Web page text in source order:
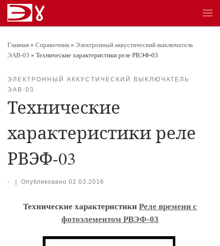
Перейти к содержимому
Главная » Справочник » Электронный аккустический выключатель
ЭАВ-03 » Технические характеристики реле РВЭФ-03
ЭЛЕКТРОННЫЙ АККУСТИЧЕСКИЙ ВЫКЛЮЧАТЕЛЬ
ЭАВ-03
Технические
характеристики реле
РВЭФ-03
- Опубликовано 02.03.2016
Технические характеристики Реле времени с
фотоэлементом РВЭФ-03